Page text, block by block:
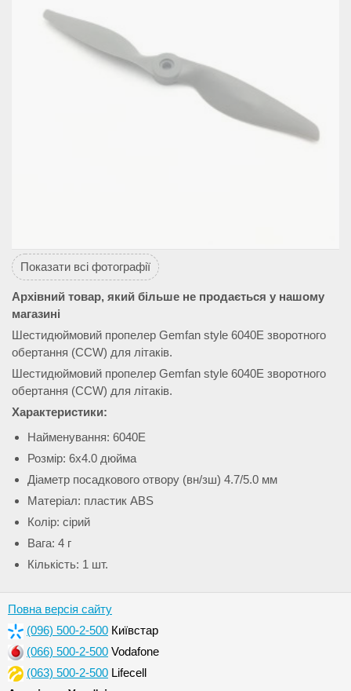
Показати всі фотографії
Архівний товар, який більше не продається у нашому
магазині
Шестидюймовий пропелер Gemfan style 6040E зворотного
обертання (CCW) для літаків.
Шестидюймовий пропелер Gemfan style 6040E зворотного
обертання (CCW) для літаків.
Характеристики:
Найменування: 6040E
Розмір: 6x4.0 дюйма
Діаметр посадкового отвору (вн/зш) 4.7/5.0 мм
Матеріал: пластик ABS
Колір: сірий
Вага: 4 г
Кількість: 1 шт.
Повна версія сайту
(096) 500-2-500 Київстар
(066) 500-2-500 Vodafone
(063) 500-2-500 Lifecell